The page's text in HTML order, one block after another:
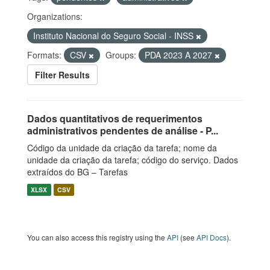
Organizations:
Instituto Nacional do Seguro Social - INSS
Formats:
CSV Groups:
PDA 2023 A 2027
Filter Results
Dados quantitativos de requerimentos
administrativos pendentes de análise - P...
Código da unidade da criação da tarefa; nome da
unidade da criação da tarefa; código do serviço. Dados
extraídos do BG – Tarefas
XLSX CSV
You can also access this registry using the API (see API Docs).